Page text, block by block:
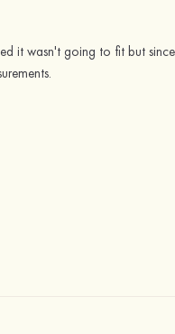
it wasn't going to fit but